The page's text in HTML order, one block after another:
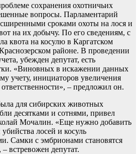
сохранения охотничьих
вопросы. Парламентарий
сроками охоты на лося и
на их добычу. По его сведениям, с
квота на косулю в Каргатском
районе. В проведении
убежден депутат, есть
«Виновных в искажении данных
учету, инициаторов увеличения
– предложил он.
для сибирских животных
десятками и сотнями, привел
Мочалин. «Еще нужно добавить
лосей и косуль
Самки с эмбрионами становятся
встревожен депутат.